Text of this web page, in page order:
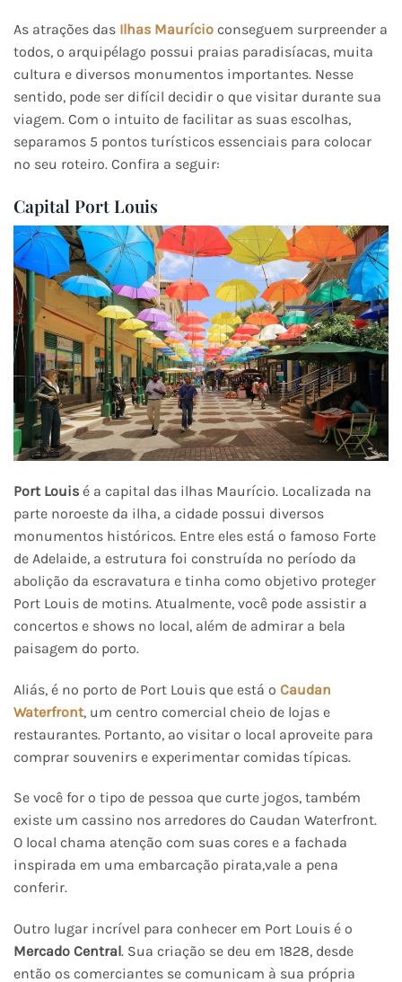
As atrações das Ilhas Maurício conseguem surpreender a
todos, o arquipélago possui praias paradisíacas, muita
cultura e diversos monumentos importantes. Nesse
sentido, pode ser difícil decidir o que visitar durante sua
viagem. Com o intuito de facilitar as suas escolhas,
separamos 5 pontos turísticos essenciais para colocar
no seu roteiro. Confira a seguir:
Capital Port Louis
Port Louis é a capital das ilhas Maurício. Localizada na
parte noroeste da ilha, a cidade possui diversos
monumentos históricos. Entre eles está o famoso Forte
de Adelaide, a estrutura foi construída no período da
abolição da escravatura e tinha como objetivo proteger
Port Louis de motins. Atualmente, você pode assistir a
concertos e shows no local, além de admirar a bela
paisagem do porto.
Aliás, é no porto de Port Louis que está o Caudan
Waterfront, um centro comercial cheio de lojas e
restaurantes. Portanto, ao visitar o local aproveite para
comprar souvenirs e experimentar comidas típicas.
Se você for o tipo de pessoa que curte jogos, também
existe um cassino nos arredores do Caudan Waterfront.
O local chama atenção com suas cores e a fachada
inspirada em uma embarcação pirata,vale a pena
conferir.
Outro lugar incrível para conhecer em Port Louis é o
Mercado Central. Sua criação se deu em 1828, desde
então os comerciantes se comunicam à sua própria